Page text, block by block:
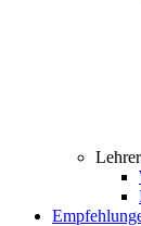
Lehrer